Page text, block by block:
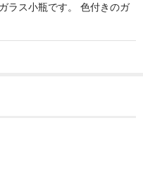
ラス小瓶です。 色付きのガ